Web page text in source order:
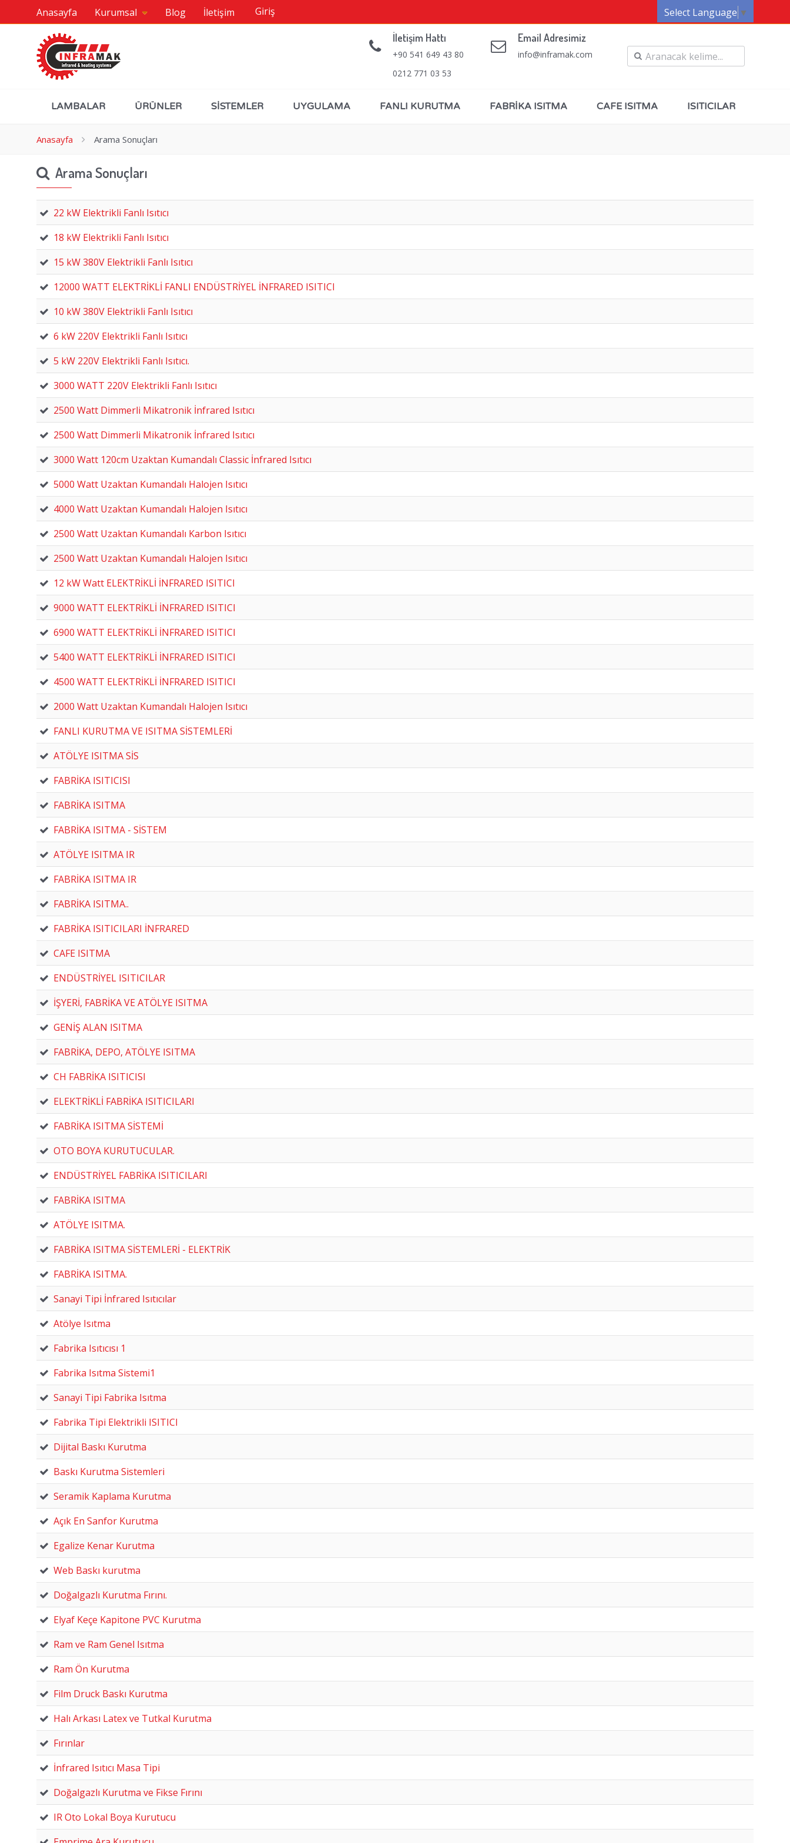
Anasayfa Kurumsal Blog İletişim Giriş Select Language ▼
İletişim Hattı
+90 541 649 43 80
0212 771 03 53
Email Adresimiz
info@inframak.com
LAMBALAR ÜRÜNLER SİSTEMLER UYGULAMA FANLI KURUTMA FABRİKA ISITMA CAFE ISITMA ISITICILAR
Anasayfa Arama Sonuçları
Arama Sonuçları
22 kW Elektrikli Fanlı Isıtıcı
18 kW Elektrikli Fanlı Isıtıcı
15 kW 380V Elektrikli Fanlı Isıtıcı
12000 WATT ELEKTRİKLİ FANLI ENDÜSTRİYEL İNFRARED ISITICI
10 kW 380V Elektrikli Fanlı Isıtıcı
6 kW 220V Elektrikli Fanlı Isıtıcı
5 kW 220V Elektrikli Fanlı Isıtıcı.
3000 WATT 220V Elektrikli Fanlı Isıtıcı
2500 Watt Dimmerli Mikatronik İnfrared Isıtıcı
2500 Watt Dimmerli Mikatronik İnfrared Isıtıcı
3000 Watt 120cm Uzaktan Kumandalı Classic İnfrared Isıtıcı
5000 Watt Uzaktan Kumandalı Halojen Isıtıcı
4000 Watt Uzaktan Kumandalı Halojen Isıtıcı
2500 Watt Uzaktan Kumandalı Karbon Isıtıcı
2500 Watt Uzaktan Kumandalı Halojen Isıtıcı
12 kW Watt ELEKTRİKLİ İNFRARED ISITICI
9000 WATT ELEKTRİKLİ İNFRARED ISITICI
6900 WATT ELEKTRİKLİ İNFRARED ISITICI
5400 WATT ELEKTRİKLİ İNFRARED ISITICI
4500 WATT ELEKTRİKLİ İNFRARED ISITICI
2000 Watt Uzaktan Kumandalı Halojen Isıtıcı
FANLI KURUTMA VE ISITMA SİSTEMLERİ
ATÖLYE ISITMA SİS
FABRİKA ISITICISI
FABRİKA ISITMA
FABRİKA ISITMA - SİSTEM
ATÖLYE ISITMA IR
FABRİKA ISITMA IR
FABRİKA ISITMA..
FABRİKA ISITICILARI İNFRARED
CAFE ISITMA
ENDÜSTRİYEL ISITICILAR
İŞYERİ, FABRİKA VE ATÖLYE ISITMA
GENİŞ ALAN ISITMA
FABRİKA, DEPO, ATÖLYE ISITMA
CH FABRİKA ISITICISI
ELEKTRİKLİ FABRİKA ISITICILARI
FABRİKA ISITMA SİSTEMİ
OTO BOYA KURUTUCULAR.
ENDÜSTRİYEL FABRİKA ISITICILARI
FABRİKA ISITMA
ATÖLYE ISITMA.
FABRİKA ISITMA SİSTEMLERİ - ELEKTRİK
FABRİKA ISITMA.
Sanayi Tipi İnfrared Isıtıcılar
Atölye Isıtma
Fabrika Isıtıcısı 1
Fabrika Isıtma Sistemi1
Sanayi Tipi Fabrika Isıtma
Fabrika Tipi Elektrikli ISITICI
Dijital Baskı Kurutma
Baskı Kurutma Sistemleri
Seramik Kaplama Kurutma
Açık En Sanfor Kurutma
Egalize Kenar Kurutma
Web Baskı kurutma
Doğalgazlı Kurutma Fırını.
Elyaf Keçe Kapitone PVC Kurutma
Ram ve Ram Genel Isıtma
Ram Ön Kurutma
Film Druck Baskı Kurutma
Halı Arkası Latex ve Tutkal Kurutma
Fırınlar
İnfrared Isıtıcı Masa Tipi
Doğalgazlı Kurutma ve Fikse Fırını
IR Oto Lokal Boya Kurutucu